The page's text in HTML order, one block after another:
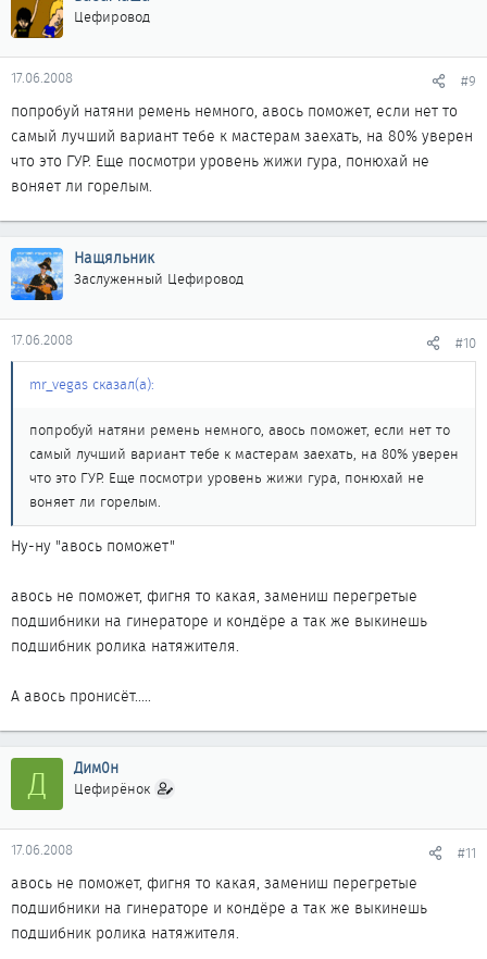
Цефировод
17.06.2008 #9
попробуй натяни ремень немного, авось поможет, если нет то
самый лучший вариант тебе к мастерам заехать, на 80% уверен
что это ГУР. Еще посмотри уровень жижи гура, понюхай не
воняет ли горелым.
Нащяльник
Заслуженный Цефировод
17.06.2008 #10
mr_vegas сказал(а):
попробуй натяни ремень немного, авось поможет, если нет то
самый лучший вариант тебе к мастерам заехать, на 80% уверен
что это ГУР. Еще посмотри уровень жижи гура, понюхай не
воняет ли горелым.
Ну-ну "авось поможет"
авось не поможет, фигня то какая, замениш перегретые
подшибники на гинераторе и кондёре а так же выкинешь
подшибник ролика натяжителя.
А авось пронисёт.....
Д Дим0н
Цефирёнок
17.06.2008 #11
авось не поможет, фигня то какая, замениш перегретые
подшибники на гинераторе и кондёре а так же выкинешь
подшибник ролика натяжителя.